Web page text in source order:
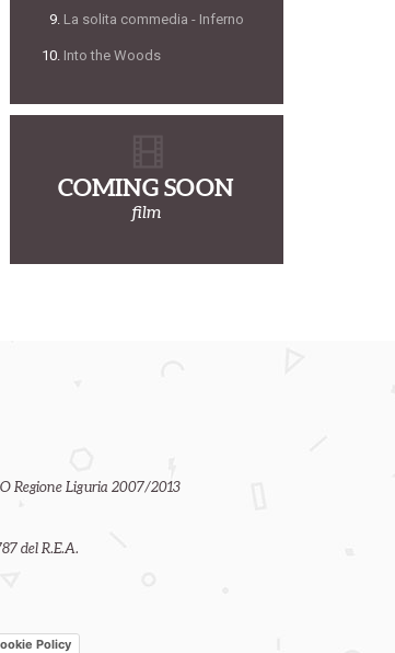
La solita commedia - Inferno
Into the Woods
COMING SOON
film
Regione Liguria 2007/2013
del R.E.A.
Policy